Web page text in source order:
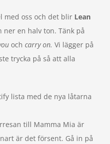
med oss och det blir Lean
ner en halv ton. Tänk på
och carry on. Vi lägger på
trycka på så att alla
lista med de nya låtarna
till Mamma Mia är
är det försent. Gå in på